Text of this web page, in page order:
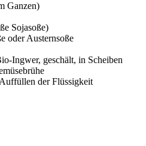
Ganzen)
Sojasoße)
oder Austernsoße
Ingwer, geschält, in Scheiben
der Flüssigkeit